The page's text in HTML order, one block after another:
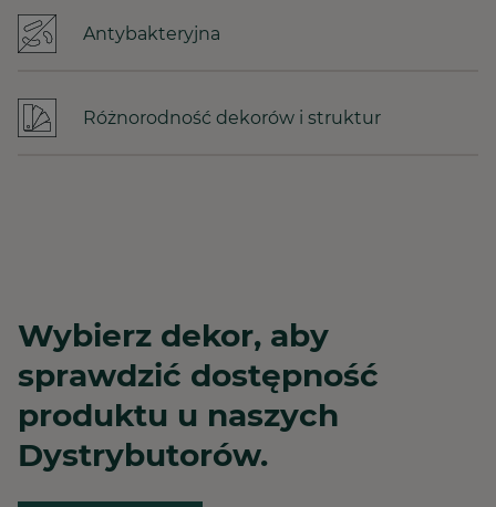
Antybakteryjna
Różnorodność dekorów i struktur
Wybierz dekor, aby
sprawdzić dostępność
produktu u naszych
Dystrybutorów.